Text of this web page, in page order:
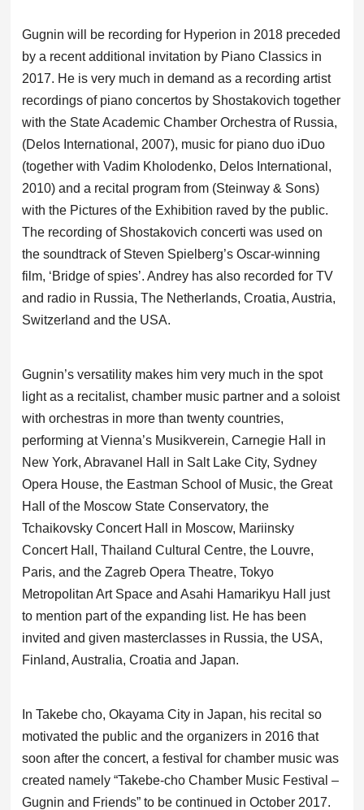
Gugnin will be recording for Hyperion in 2018 preceded
by a recent additional invitation by Piano Classics in
2017. He is very much in demand as a recording artist
recordings of piano concertos by Shostakovich together
with the State Academic Chamber Orchestra of Russia,
(Delos International, 2007), music for piano duo iDuo
(together with Vadim Kholodenko, Delos International,
2010) and a recital program from (Steinway & Sons)
with the Pictures of the Exhibition raved by the public.
The recording of Shostakovich concerti was used on
the soundtrack of Steven Spielberg’s Oscar-winning
film, ‘Bridge of spies’. Andrey has also recorded for TV
and radio in Russia, The Netherlands, Croatia, Austria,
Switzerland and the USA.
Gugnin’s versatility makes him very much in the spot
light as a recitalist, chamber music partner and a soloist
with orchestras in more than twenty countries,
performing at Vienna’s Musikverein, Carnegie Hall in
New York, Abravanel Hall in Salt Lake City, Sydney
Opera House, the Eastman School of Music, the Great
Hall of the Moscow State Conservatory, the
Tchaikovsky Concert Hall in Moscow, Mariinsky
Concert Hall, Thailand Cultural Centre, the Louvre,
Paris, and the Zagreb Opera Theatre, Tokyo
Metropolitan Art Space and Asahi Hamarikyu Hall just
to mention part of the expanding list. He has been
invited and given masterclasses in Russia, the USA,
Finland, Australia, Croatia and Japan.
In Takebe cho, Okayama City in Japan, his recital so
motivated the public and the organizers in 2016 that
soon after the concert, a festival for chamber music was
created namely “Takebe-cho Chamber Music Festival –
Gugnin and Friends” to be continued in October 2017.